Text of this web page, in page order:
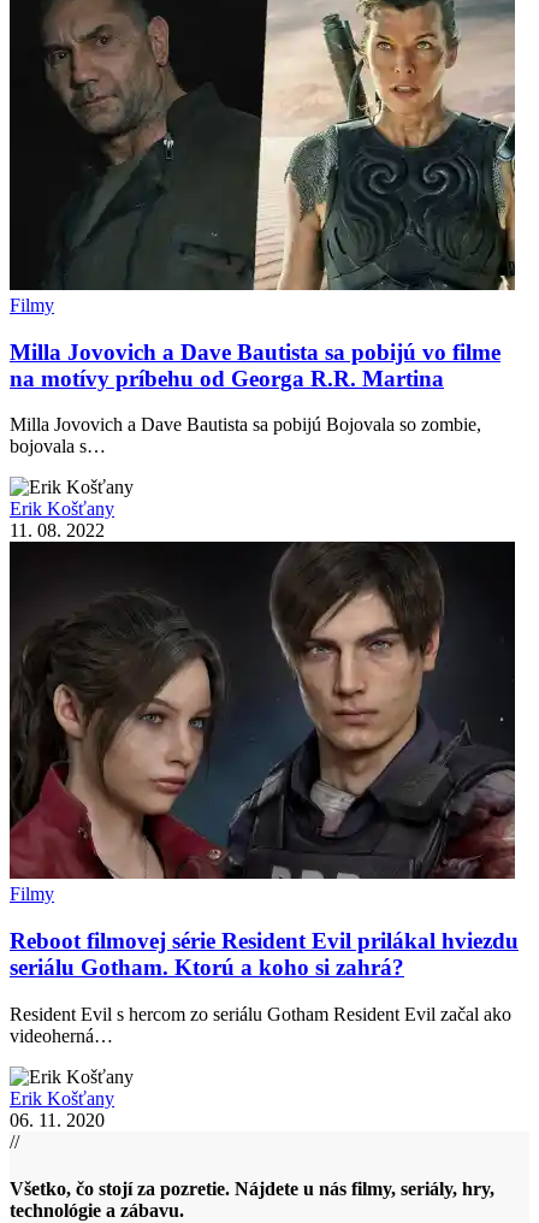
Filmy
Milla Jovovich a Dave Bautista sa pobijú vo filme
na motívy príbehu od Georga R.R. Martina
Milla Jovovich a Dave Bautista sa pobijú Bojovala so zombie,
bojovala s…
Erik Košťany
11. 08. 2022
Filmy
Reboot filmovej série Resident Evil prilákal hviezdu
seriálu Gotham. Ktorú a koho si zahrá?
Resident Evil s hercom zo seriálu Gotham Resident Evil začal ako
videoherná…
Erik Košťany
06. 11. 2020
//
Všetko, čo stojí za pozretie. Nájdete u nás filmy, seriály, hry,
technológie a zábavu.